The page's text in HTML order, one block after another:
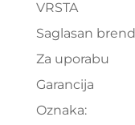
VRSTA
Saglasan brend
Za uporabu
Garancija
Oznaka: